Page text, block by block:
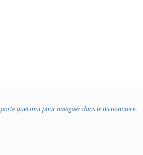
quel mot pour naviguer dans le dictionnaire.